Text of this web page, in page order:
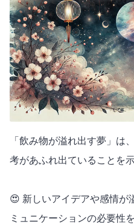
「飲み物が溢れ出す夢」は
考があふれ出ていることを
😍 新しいアイデアや感情が
ミュニケーションの必要性